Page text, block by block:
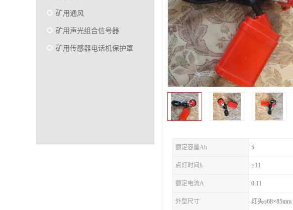
矿用通风
矿用声光组合信号器
矿用传感器电话机保护罩
额定容量Ah 5
点灯时间h ≥11
额定电流A 0.11
外型尺寸 灯头φ68×85mm